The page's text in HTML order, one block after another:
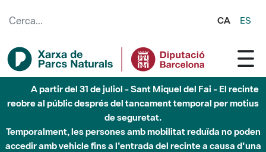
CA ES
A partir del 31 de juliol - Sant Miquel del Fai - El recinte
reobre al públic després del tancament temporal per motius
de seguretat.
Temporalment, les persones amb mobilitat reduïda no poden
accedir amb vehicle fins a l'entrada del recinte a causa d'una